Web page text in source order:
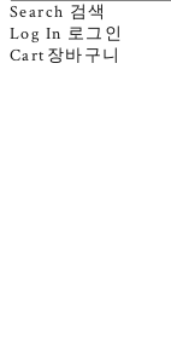
Search 검색
Log In 로그인
Cart 장바구니